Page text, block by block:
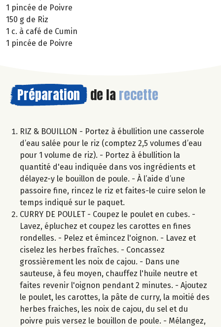
1 pincée de Poivre
150 g de Riz
1 c. à café de Cumin
1 pincée de Poivre
Préparation de la recette
RIZ & BOUILLON - Portez à ébullition une casserole
d’eau salée pour le riz (comptez 2,5 volumes d’eau
pour 1 volume de riz). - Portez à ébullition la
quantité d'eau indiquée dans vos ingrédients et
délayez-y le bouillon de poule. - À l’aide d’une
passoire fine, rincez le riz et faites-le cuire selon le
temps indiqué sur le paquet.
CURRY DE POULET - Coupez le poulet en cubes. -
Lavez, épluchez et coupez les carottes en fines
rondelles. - Pelez et émincez l'oignon. - Lavez et
ciselez les herbes fraîches. - Concassez
grossièrement les noix de cajou. - Dans une
sauteuse, à feu moyen, chauffez l'huile neutre et
faites revenir l'oignon pendant 2 minutes. - Ajoutez
le poulet, les carottes, la pâte de curry, la moitié des
herbes fraiches, les noix de cajou, du sel et du
poivre puis versez le bouillon de poule. - Mélangez,